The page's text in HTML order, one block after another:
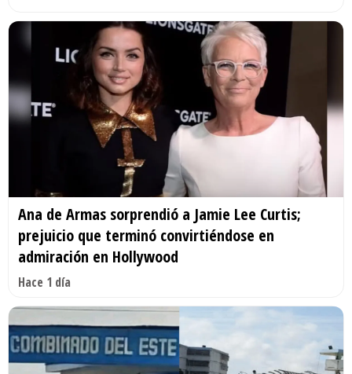
Ana de Armas sorprendió a Jamie Lee Curtis;
prejuicio que terminó convirtiéndose en
admiración en Hollywood
Hace 1 día